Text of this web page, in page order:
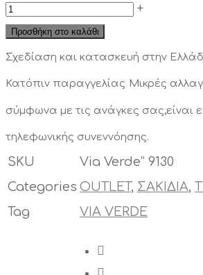
+
Προσθήκη στο καλάθι
Σχεδίαση και κατασκευή στην
Κατόπιν παραγγελίας Μικρές
σύμφωνα με τις ανάγκες σας,είναι
τηλεφωνικής συνεννόησης.
SKU
Via Verde” 9130
Categories OUTLET, ΣΑΚΙΔΙΑ,
Tag
VIA VERDE